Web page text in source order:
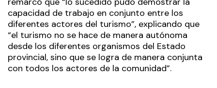
capacidad de trabajo en conjunto entre los
diferentes actores del turismo”, explicando que
“el turismo no se hace de manera autónoma
desde los diferentes organismos del Estado
provincial, sino que se logra de manera conjunta
con todos los actores de la comunidad”.